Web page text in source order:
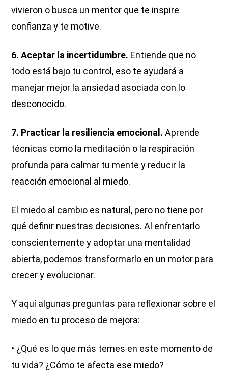
vivieron o busca un mentor que te inspire
confianza y te motive.
6. Aceptar la incertidumbre. Entiende que no
todo está bajo tu control, eso te ayudará a
manejar mejor la ansiedad asociada con lo
desconocido.
7. Practicar la resiliencia emocional. Aprende
técnicas como la meditación o la respiración
profunda para calmar tu mente y reducir la
reacción emocional al miedo.
El miedo al cambio es natural, pero no tiene por
qué definir nuestras decisiones. Al enfrentarlo
conscientemente y adoptar una mentalidad
abierta, podemos transformarlo en un motor para
crecer y evolucionar.
Y aquí algunas preguntas para reflexionar sobre el
miedo en tu proceso de mejora:
• ¿Qué es lo que más temes en este momento de
tu vida? ¿Cómo te afecta ese miedo?